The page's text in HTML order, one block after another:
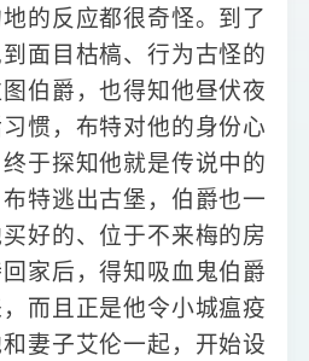
的反应都很奇怪。到了
面目枯槁、行为古怪的
伯爵，也得知他昼伏夜
惯，布特对他的身份心
于探知他就是传说中的
特逃出古堡，伯爵也一
好的、位于不来梅的房
家后，得知吸血鬼伯爵
而且正是他令小城瘟疫
妻子艾伦一起，开始设